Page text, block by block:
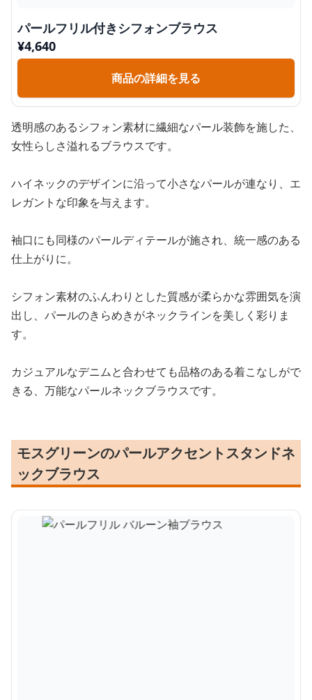
パールフリル付きシフォンブラウス
¥4,640
商品の詳細を見る
透明感のあるシフォン素材に繊細なパール装飾を施した、
女性らしさ溢れるブラウスです。
ハイネックのデザインに沿って小さなパールが連なり、エ
レガントな印象を与えます。
袖口にも同様のパールディテールが施され、統一感のある
仕上がりに。
シフォン素材のふんわりとした質感が柔らかな雰囲気を演
出し、パールのきらめきがネックラインを美しく彩りま
す。
カジュアルなデニムと合わせても品格のある着こなしがで
きる、万能なパールネックブラウスです。
モスグリーンのパールアクセントスタンドネ
ックブラウス